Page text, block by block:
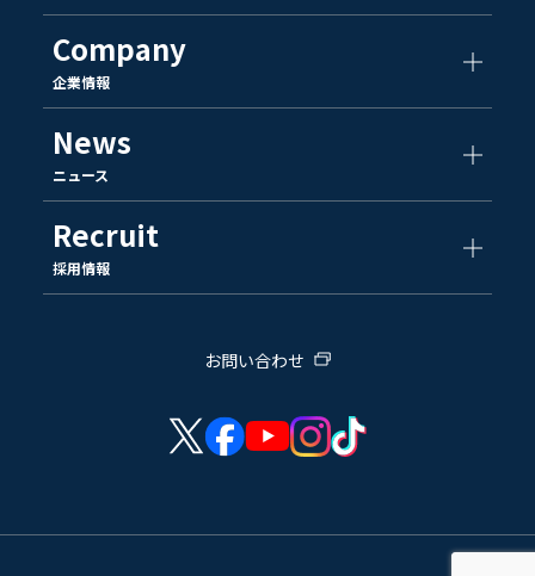
Company
企業情報
News
ニュース
Recruit
採用情報
お問い合わせ